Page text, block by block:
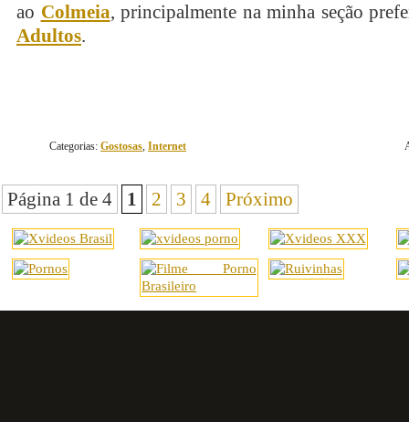
ao Colmeia, principalmente na minha seção
Adultos.
Categorias: Gostosas, Internet
Página 1 de 4 1 2 3 4 Próximo